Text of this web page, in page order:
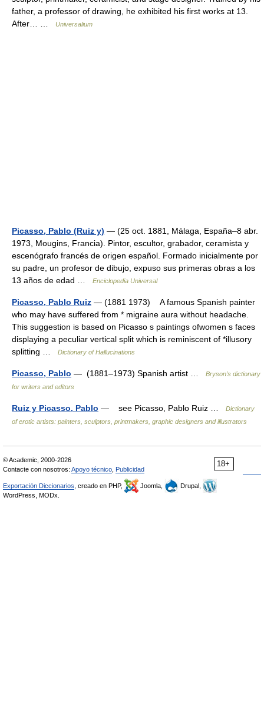
father, a professor of drawing, he exhibited his first works at 13.
After… …
Universalium
Picasso, Pablo (Ruiz y) — (25 oct. 1881, Málaga, España–8 abr.
1973, Mougins, Francia). Pintor, escultor, grabador, ceramista y
escenógrafo francés de origen español. Formado inicialmente por
su padre, un profesor de dibujo, expuso sus primeras obras a los
13 años de edad …
Enciclopedia Universal
Picasso, Pablo Ruiz — (1881 1973) A famous Spanish painter
who may have suffered from * migraine aura without headache.
This suggestion is based on Picasso s paintings ofwomen s faces
displaying a peculiar vertical split which is reminiscent of *illusory
splitting …
Dictionary of Hallucinations
Picasso, Pablo — (1881–1973) Spanish artist …
Bryson’s dictionary
for writers and editors
Ruiz y Picasso, Pablo — see Picasso, Pablo Ruiz …
Dictionary
of erotic artists: painters, sculptors, printmakers, graphic designers and illustrators
18+
© Academic, 2000-2026
Contacte con nosotros: Apoyo técnico Publicidad
Exportación Diccionarios , creado en PHP, Joomla,
Drupal,
WordPress, MODx.